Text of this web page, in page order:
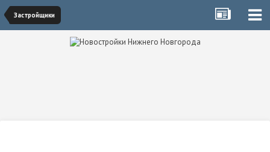
Застройщики